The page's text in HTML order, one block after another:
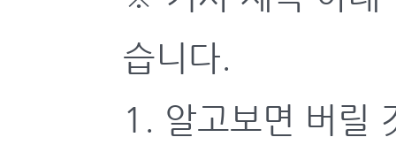
습니다.
1. 알고보면 버릴